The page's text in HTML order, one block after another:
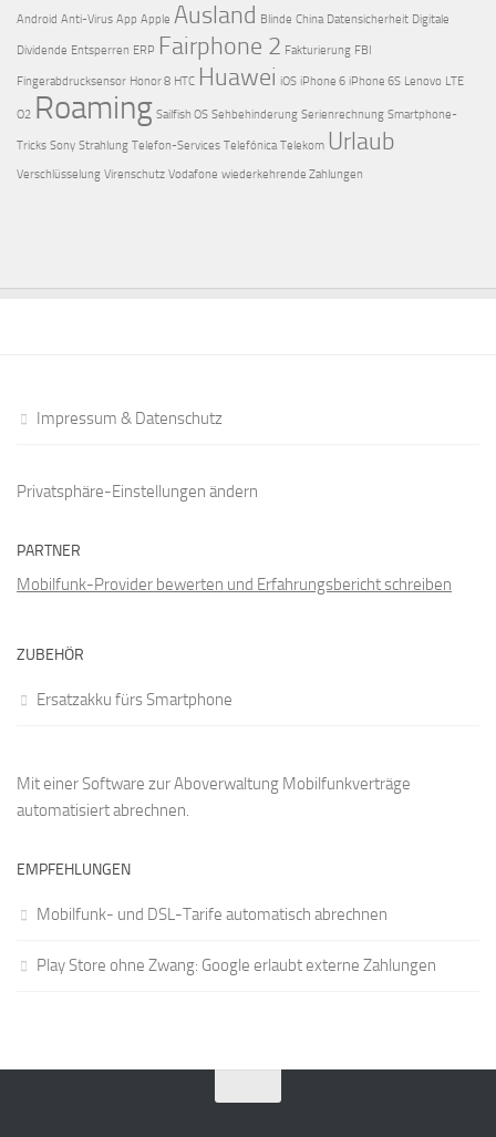
Android Anti-Virus App Apple Ausland Blinde China Datensicherheit Digitale
Dividende Entsperren ERP Fairphone 2 Fakturierung FBI
Fingerabdrucksensor Honor 8 HTC Huawei iOS iPhone 6 iPhone 6S Lenovo LTE
O2 Roaming Sailfish OS Sehbehinderung Serienrechnung Smartphone-
Tricks Sony Strahlung Telefon-Services Telefónica Telekom Urlaub
Verschlüsselung Virenschutz Vodafone wiederkehrende Zahlungen
Impressum & Datenschutz
Privatsphäre-Einstellungen ändern
PARTNER
Mobilfunk-Provider bewerten und Erfahrungsbericht schreiben
ZUBEHÖR
Ersatzakku fürs Smartphone
Mit einer Software zur Aboverwaltung Mobilfunkverträge
automatisiert abrechnen.
EMPFEHLUNGEN
Mobilfunk- und DSL-Tarife automatisch abrechnen
Play Store ohne Zwang: Google erlaubt externe Zahlungen